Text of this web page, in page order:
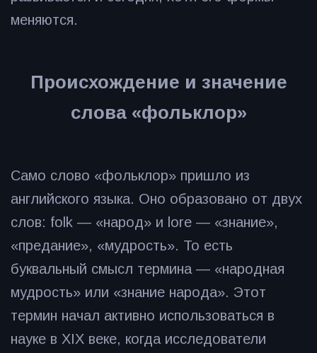
меняются.
Происхождение и значение
слова «фольклор»
Само слово «фольклор» пришло из
английского языка. Оно образовано от двух
слов: folk — «народ» и lore — «знание»,
«предание», «мудрость». То есть
буквальный смысл термина — «народная
мудрость» или «знание народа». Этот
термин начал активно использоваться в
науке в XIX веке, когда исследователи